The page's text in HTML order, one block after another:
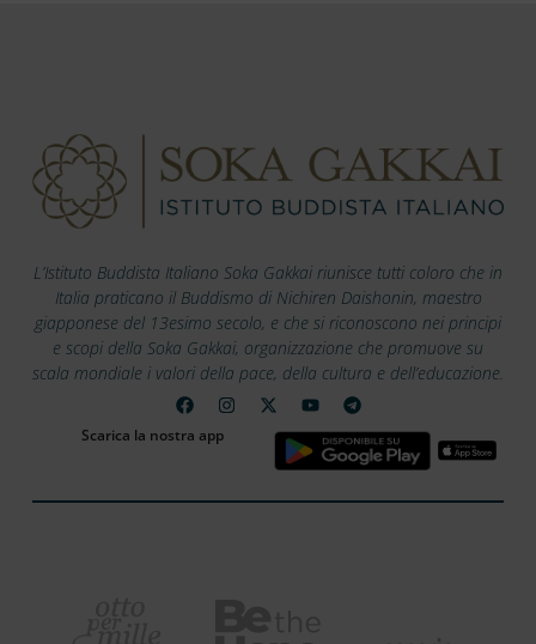
L’Istituto Buddista Italiano Soka Gakkai riunisce tutti coloro che in
Italia praticano il Buddismo di Nichiren Daishonin, maestro
giapponese del 13esimo secolo, e che si riconoscono nei principi
e scopi della Soka Gakkai, organizzazione che promuove su
scala mondiale i valori della pace, della cultura e dell’educazione.
Scarica la nostra app